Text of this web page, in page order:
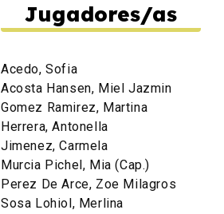
Jugadores/as
Acedo, Sofia
Acosta Hansen, Miel Jazmin
Gomez Ramirez, Martina
Herrera, Antonella
Jimenez, Carmela
Murcia Pichel, Mia (Cap.)
Perez De Arce, Zoe Milagros
Sosa Lohiol, Merlina